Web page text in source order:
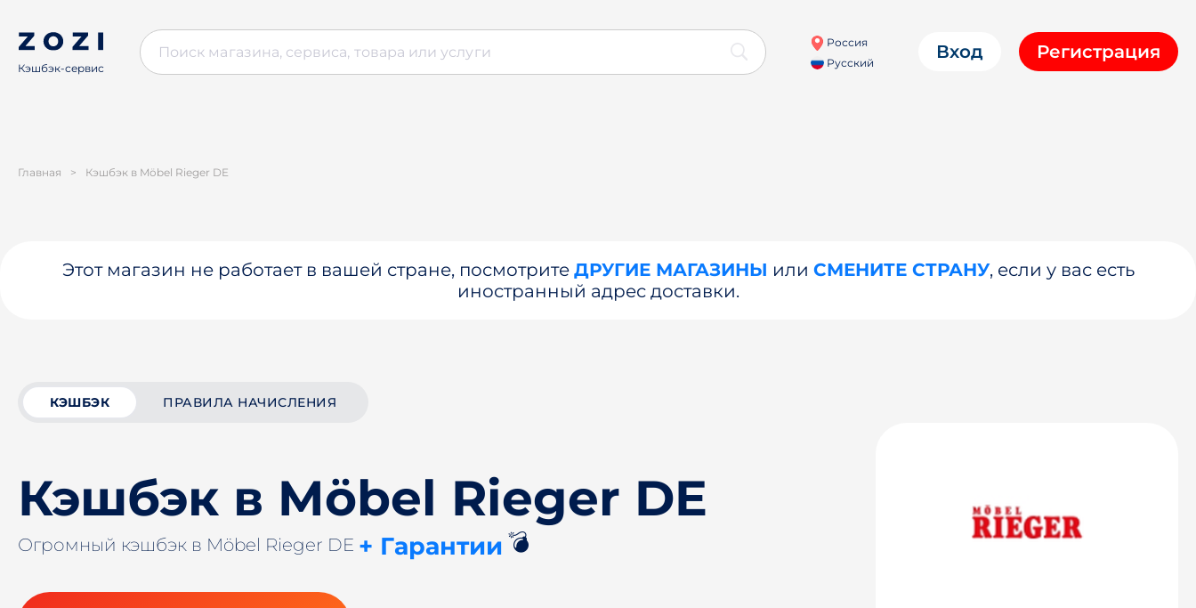
Кэшбэк-сервис
Россия
Русский
Вход Регистрация
Главная > Кэшбэк в Möbel Rieger DE
Этот магазин не работает в вашей стране, посмотрите ДРУГИЕ МАГАЗИНЫ или СМЕНИТЕ СТРАНУ, если у вас есть
иностранный адрес доставки.
КЭШБЭК ПРАВИЛА НАЧИСЛЕНИЯ
Кэшбэк в Möbel Rieger DE
Огромный кэшбэк в Möbel Rieger DE + Гарантии 💣